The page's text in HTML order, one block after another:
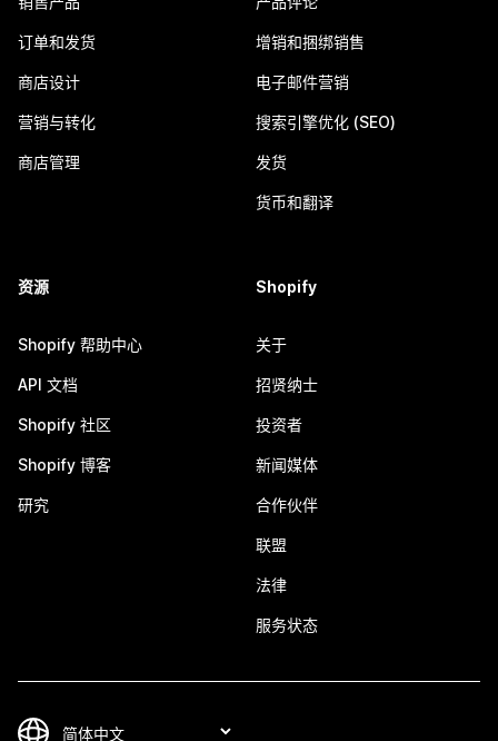
订单和发货
商店设计
营销与转化
商店管理
增销和捆绑销售
电子邮件营销
搜索引擎优化 (SEO)
发货
货币和翻译
资源
Shopify 帮助中心
API 文档
Shopify 社区
Shopify 博客
研究
Shopify
关于
招贤纳士
投资者
新闻媒体
合作伙伴
联盟
法律
服务状态